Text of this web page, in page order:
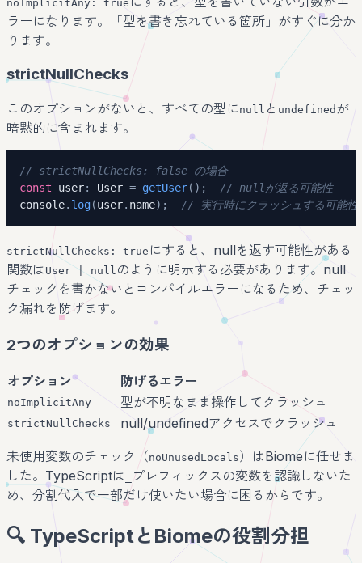
noImplicitAny: true
ラーになります。「型を書き忘れている箇所」がすぐに分か
ります。
strictNullChecks
このオプションがないと、すべての型に null と undefined が
暗黙的に含まれます。
// strictNullChecks: false の場合
const user: User = getUser( ) ;
// nullが返る可能性
console. log(user. name) ; // 実行時にクラッシュする可能性
strictNullChecks: true にすると、nullを返す可能性がある
関数は User | null のように明示する必要があります。null
チェックを書かないとコンパイルエラーになるため、チェッ
ク漏れを防げます。
2つのオプションの効果
オプション 防げるエラー
noImplicitAny 型が不明なまま操作してクラッシュ
strictNullChecks null/undefinedアクセスでクラッシュ
未使用変数のチェック（noUnusedLocals）はBiomeに任せま
した。TypeScriptは
プレフィックスの変数を認識しないた
め、分割代入で一部だけ使いたい場合に困るからです。
🔍 TypeScriptとBiomeの役割分担